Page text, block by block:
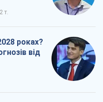
т.
роках?
від